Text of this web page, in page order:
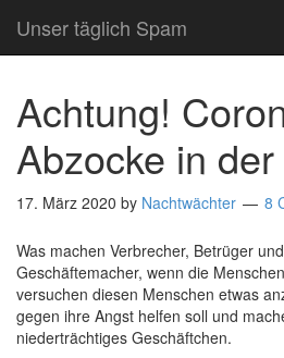
Unser täglich Spam
Achtung!
Abzocke in
17. März 2020 by Nachtwächter 8
Was machen Verbrecher, Betrüger
Geschäftemacher, wenn die
versuchen diesen Menschen etwas
gegen ihre Angst helfen soll und
niederträchtiges Geschäftchen.